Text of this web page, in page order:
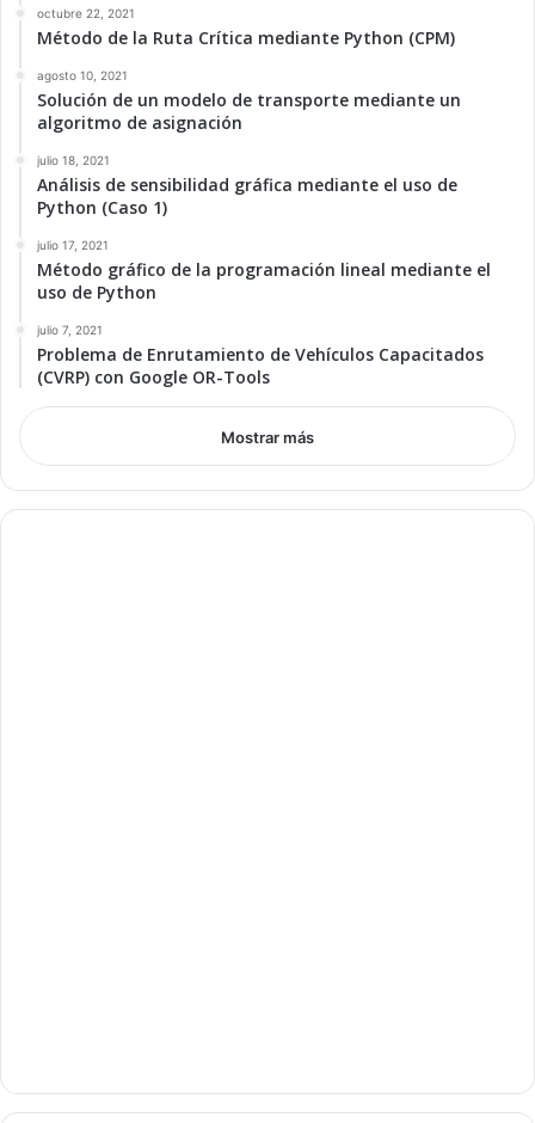
octubre 22, 2021
Método de la Ruta Crítica mediante Python (CPM)
agosto 10, 2021
Solución de un modelo de transporte mediante un
algoritmo de asignación
julio 18, 2021
Análisis de sensibilidad gráfica mediante el uso de
Python (Caso 1)
julio 17, 2021
Método gráfico de la programación lineal mediante el
uso de Python
julio 7, 2021
Problema de Enrutamiento de Vehículos Capacitados
(CVRP) con Google OR-Tools
Mostrar más